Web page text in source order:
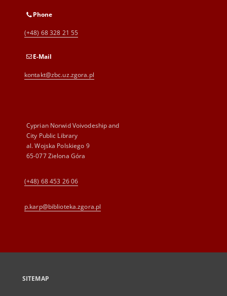
Phone
(+48) 68 328 21 55
E-Mail
kontakt@zbc.uz.zgora.pl
Cyprian Norwid Voivodeship and
City Public Library
al. Wojska Polskiego 9
65-077 Zielona Góra
(+48) 68 453 26 06
p.karp@biblioteka.zgora.pl
SITEMAP